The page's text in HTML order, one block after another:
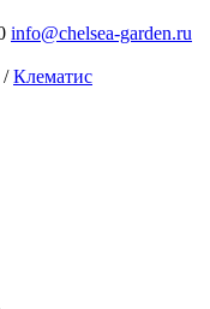
info@chelsea-garden.ru
/Клематис